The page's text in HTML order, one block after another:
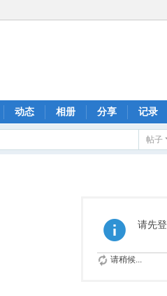
动态 相册 分享 记录
帖子
请先
请稍候...